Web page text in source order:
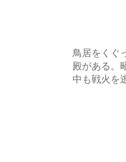
鳥居をくぐ
殿がある。
中も戦火を